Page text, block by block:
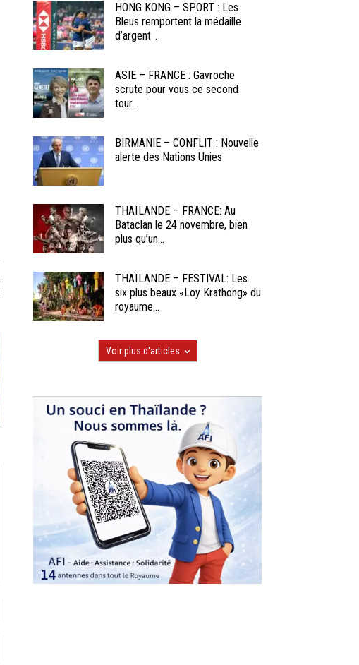
HONG KONG – SPORT : Les
Bleus remportent la médaille
d’argent...
ASIE – FRANCE : Gavroche
scrute pour vous ce second
tour...
BIRMANIE – CONFLIT : Nouvelle
alerte des Nations Unies
THAÏLANDE – FRANCE: Au
Bataclan le 24 novembre, bien
plus qu’un...
THAÏLANDE – FESTIVAL: Les
six plus beaux «Loy Krathong» du
royaume...
Voir plus d'articles